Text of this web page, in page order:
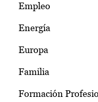
Empleo
Energía
Europa
Familia
Formación